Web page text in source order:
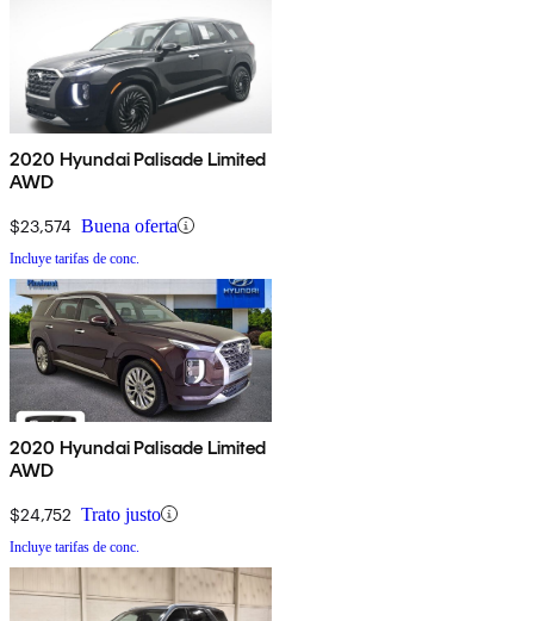
2020 Hyundai Palisade Limited
AWD
$23,574 Buena oferta
Incluye tarifas de conc.
2020 Hyundai Palisade Limited
AWD
$24,752 Trato justo
Incluye tarifas de conc.